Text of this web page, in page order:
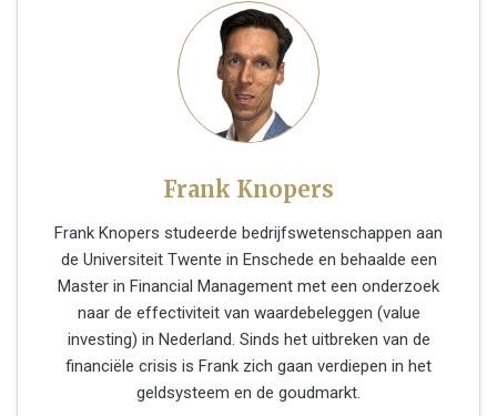
Frank Knopers
Frank Knopers studeerde bedrijfswetenschappen aan
de Universiteit Twente in Enschede en behaalde een
Master in Financial Management met een onderzoek
naar de effectiviteit van waardebeleggen (value
investing) in Nederland. Sinds het uitbreken van de
financiële crisis is Frank zich gaan verdiepen in het
geldsysteem en de goudmarkt.